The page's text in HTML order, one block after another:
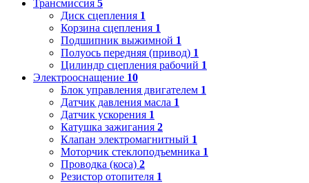
Трансмиссия 5
Диск сцепления 1
Корзина сцепления 1
Подшипник выжимной 1
Полуось передняя (привод) 1
Цилиндр сцепления рабочий 1
Электрооснащение 10
Блок управления двигателем 1
Датчик давления масла 1
Датчик ускорения 1
Катушка зажигания 2
Клапан электромагнитный 1
Моторчик стеклоподъемника 1
Проводка (коса) 2
Резистор отопителя 1